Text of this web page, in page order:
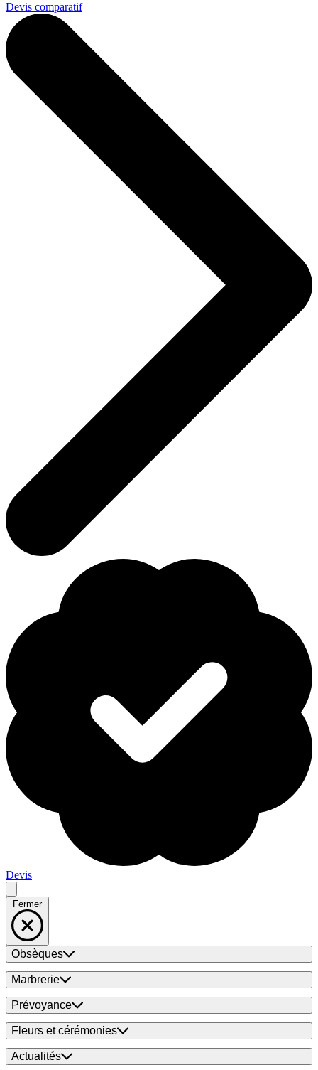
Devis comparatif
Devis
Fermer
Obsèques
Marbrerie
Prévoyance
Fleurs et cérémonies
Actualités